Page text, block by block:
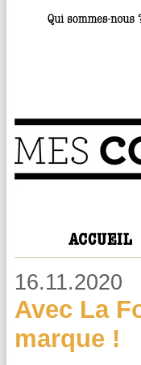
16.11.2020
Avec La
marque !